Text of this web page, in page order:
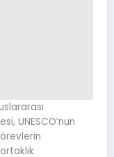
UNESCO’nun